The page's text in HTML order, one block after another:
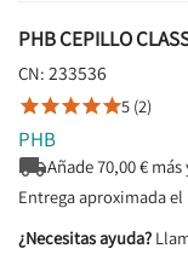
PHB CEPILLO
CN: 233536
5 (2)
PHB
Añade70,00€
Entrega aproximada el
¿Necesitas ayuda?